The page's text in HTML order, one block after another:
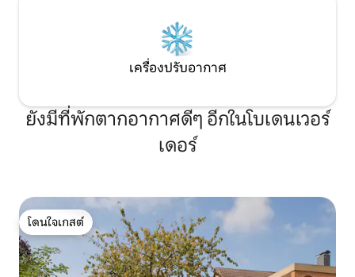
เครื่องปรับอากาศ
ยังมีที่พักตากอากาศดีๆ อีกในโบเดนเวอร์
เดอร์
โดนใจเกสต์
โดนใจเกสต์